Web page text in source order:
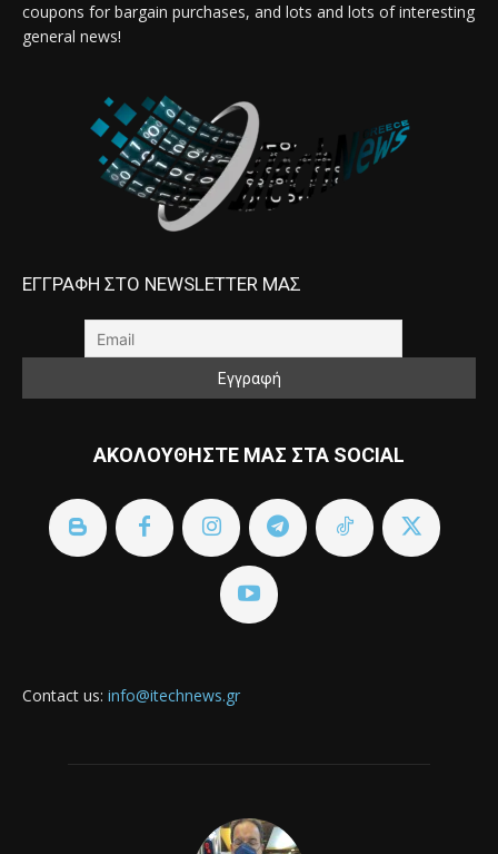
coupons for bargain purchases, and lots and lots of interesting
general news!
ΕΓΓΡΑΦΗ ΣΤΟ NEWSLETTER ΜΑΣ
ΑΚΟΛΟΥΘΗΣΤΕ ΜΑΣ ΣΤΑ SOCIAL
Contact us: info@itechnews.gr